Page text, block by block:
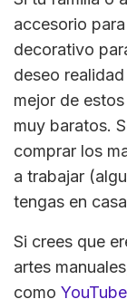
accesorio
decorativo
deseo
mejor de
muy baratos.
comprar los
a trabajar
tengas en
Si crees que
artes
como YouTube